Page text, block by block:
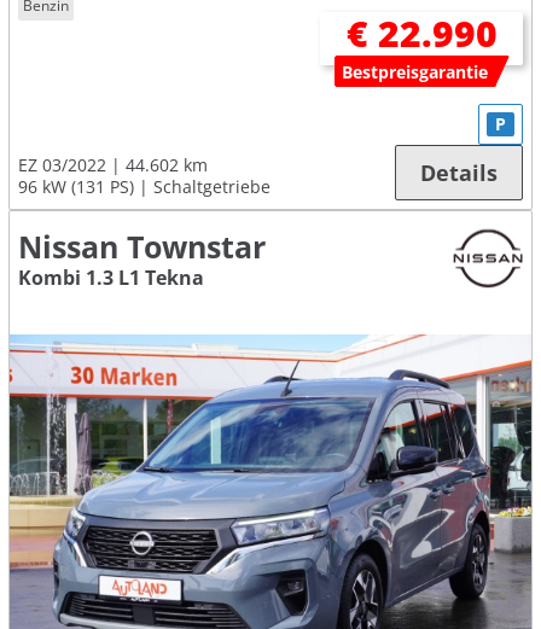
Benzin
€ 22.990
Bestpreisgarantie
EZ 03/2022
44.602 km
96 kW (131 PS)
Schaltgetriebe
P
Details
Nissan Townstar
Kombi 1.3 L1 Tekna